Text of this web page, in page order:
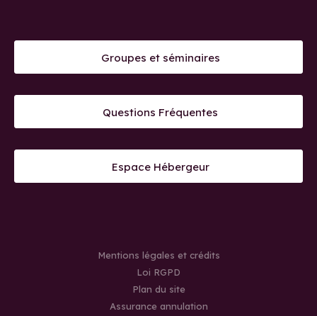
Groupes et séminaires
Questions Fréquentes
Espace Hébergeur
Mentions légales et crédits
Loi RGPD
Plan du site
Assurance annulation